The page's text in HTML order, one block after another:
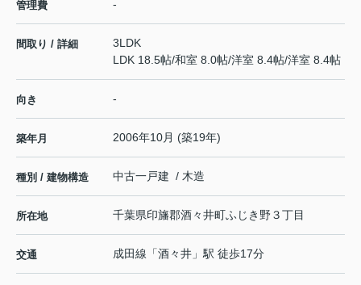
管理費 -
間取り / 詳細
3LDK
LDK 18.5帖/和室 8.0帖/洋室 8.4帖/洋室 8.4帖
向き -
築年月 2006年10月 (築19年)
種別 / 建物構造 中古一戸建 / 木造
所在地 千葉県印旛郡酒々井町ふじき野３丁目
交通 成田線 「酒々井 」駅 徒歩17分